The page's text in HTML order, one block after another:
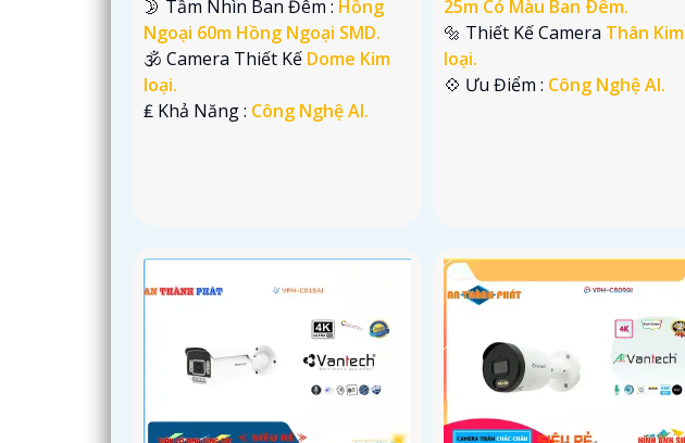
🌛 Tầm Nhìn Ban Đêm : Hồng
Ngoại 60m Hồng Ngoại SMD.
🕉️ Camera Thiết Kế Dome Kim
loại.
️₤ Khả Năng : Công Nghệ AI.
25m Có Màu Ban Ðêm.
🔩 Thiết Kế Camera Thân Kim
loại.
️💠 Ưu Điểm : Công Nghệ AI.